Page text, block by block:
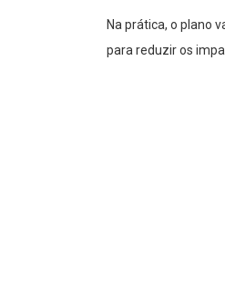
Na prática, o plano
para reduzir os